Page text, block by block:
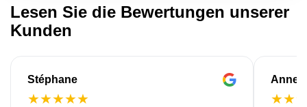
Lesen Sie die Bewertungen unserer
Kunden
Stéphane
★★★★★
Anne-
★★